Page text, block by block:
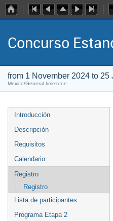
Concurso
from 1 November 2024 to 25
Mexico/General timezone
Introducción
Descripción
Requisitos
Calendario
Registro
Registro
Lista de participantes
Programa Etapa 2